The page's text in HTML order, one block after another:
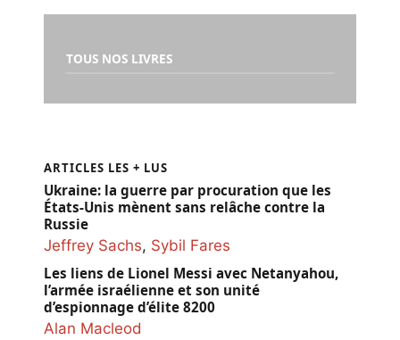
TOUS NOS LIVRES
ARTICLES LES + LUS
Ukraine: la guerre par procuration que les
États-Unis mènent sans relâche contre la
Russie
Jeffrey Sachs, Sybil Fares
Les liens de Lionel Messi avec Netanyahou,
l’armée israélienne et son unité
d’espionnage d’élite 8200
Alan Macleod